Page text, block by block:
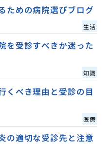
ための病院選びブログ
生活
を受診すべきか迷った
知識
くべき理由と受診の目
医療
の適切な受診先と注意